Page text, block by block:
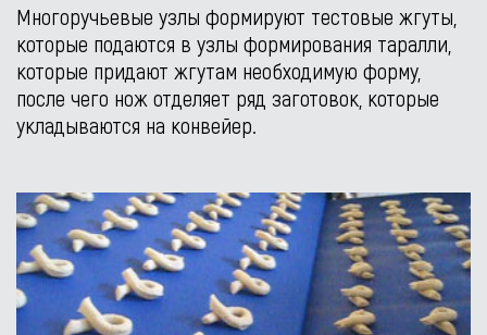
Многоручьевые узлы формируют тестовые жгуты,
которые подаются в узлы формирования таралли,
которые придают жгутам необходимую форму,
после чего нож отделяет ряд заготовок, которые
укладываются на конвейер.